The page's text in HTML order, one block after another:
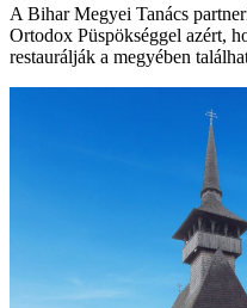
A Bihar Megyei Tanács
Ortodox Püspökséggel azért,
restaurálják a megyében